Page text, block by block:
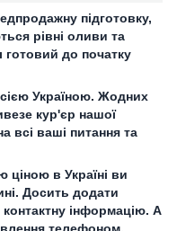
підготовку,
рівні оливи та
готовий до початку
Україною. Жодних
кур'єр нашої
всі ваші питання та
в Україні ви
Досить додати
інформацію. А
телефоном,